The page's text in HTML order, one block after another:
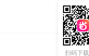
扫码下